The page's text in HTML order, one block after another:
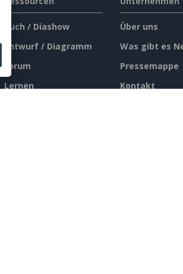
Buch / Diashow
Entwurf / Diagramm
Forum
Lernen
Über uns
Was gibt es
Pressemappe
Kontakt